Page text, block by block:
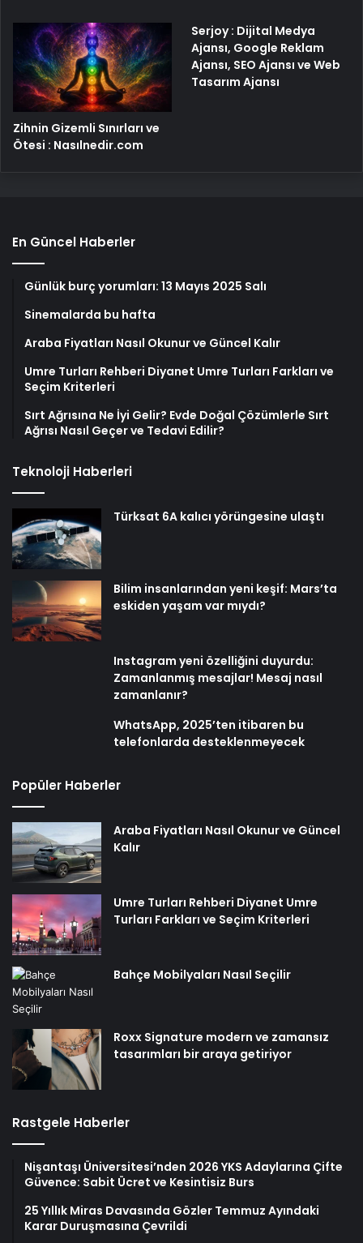
Zihnin Gizemli Sınırları ve
Ötesi : Nasılnedir.com
Serjoy : Dijital Medya
Ajansı, Google Reklam
Ajansı, SEO Ajansı ve Web
Tasarım Ajansı
En Güncel Haberler
Günlük burç yorumları: 13 Mayıs 2025 Salı
Sinemalarda bu hafta
Araba Fiyatları Nasıl Okunur ve Güncel Kalır
Umre Turları Rehberi Diyanet Umre Turları Farkları ve
Seçim Kriterleri
Sırt Ağrısına Ne İyi Gelir? Evde Doğal Çözümlerle Sırt
Ağrısı Nasıl Geçer ve Tedavi Edilir?
Teknoloji Haberleri
Türksat 6A kalıcı yörüngesine ulaştı
Bilim insanlarından yeni keşif: Mars’ta
eskiden yaşam var mıydı?
Instagram yeni özelliğini duyurdu:
Zamanlanmış mesajlar! Mesaj nasıl
zamanlanır?
WhatsApp, 2025’ten itibaren bu
telefonlarda desteklenmeyecek
Popüler Haberler
Araba Fiyatları Nasıl Okunur ve Güncel
Kalır
Umre Turları Rehberi Diyanet Umre
Turları Farkları ve Seçim Kriterleri
Bahçe Mobilyaları Nasıl Seçilir
Roxx Signature modern ve zamansız
tasarımları bir araya getiriyor
Rastgele Haberler
Nişantaşı Üniversitesi’nden 2026 YKS Adaylarına Çifte
Güvence: Sabit Ücret ve Kesintisiz Burs
25 Yıllık Miras Davasında Gözler Temmuz Ayındaki
Karar Duruşmasına Çevrildi